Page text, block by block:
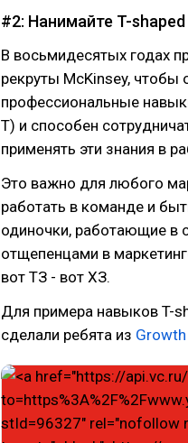
#2: Нанимайте T-
В восьмидесятых годах
рекруты McKinsey, чтобы
профессиональные
T) и способен
применять эти знания в
Это важно для любого
работать в команде и
одиночки, работающие в
отщепенцами в
вот ТЗ - вот ХЗ.
Для примера навыков T-
сделали ребята из